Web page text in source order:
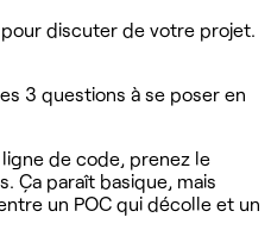
discuter de votre projet.
3 questions à se poser en
de code, prenez le
Ça paraît basique, mais
un POC qui décolle et un